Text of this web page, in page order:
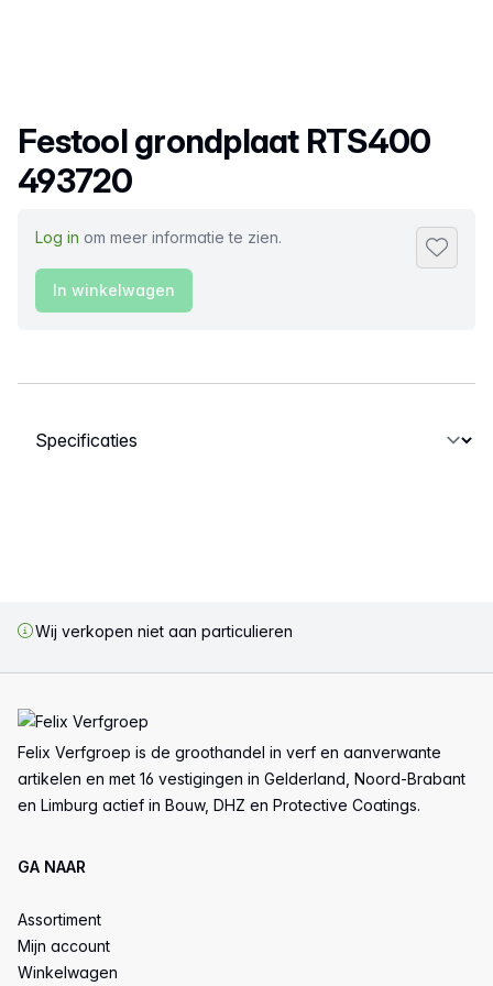
Productnaam
Festool grondplaat RTS400
493720
Log in om meer informatie te zien.
In winkelwagen
Selecteer een tabblad
Wij verkopen niet aan particulieren
Felix Verfgroep is de groothandel in verf en aanverwante
artikelen en met 16 vestigingen in Gelderland, Noord-Brabant
en Limburg actief in Bouw, DHZ en Protective Coatings.
GA NAAR
Assortiment
Mijn account
Winkelwagen